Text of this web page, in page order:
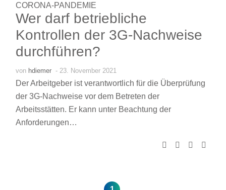
CORONA-PANDEMIE
Wer darf betriebliche
Kontrollen der 3G-Nachweise
durchführen?
von hdiemer - 23. November 2021
Der Arbeitgeber ist verantwortlich für die Überprüfung
der 3G-Nachweise vor dem Betreten der
Arbeitsstätten. Er kann unter Beachtung der
Anforderungen…